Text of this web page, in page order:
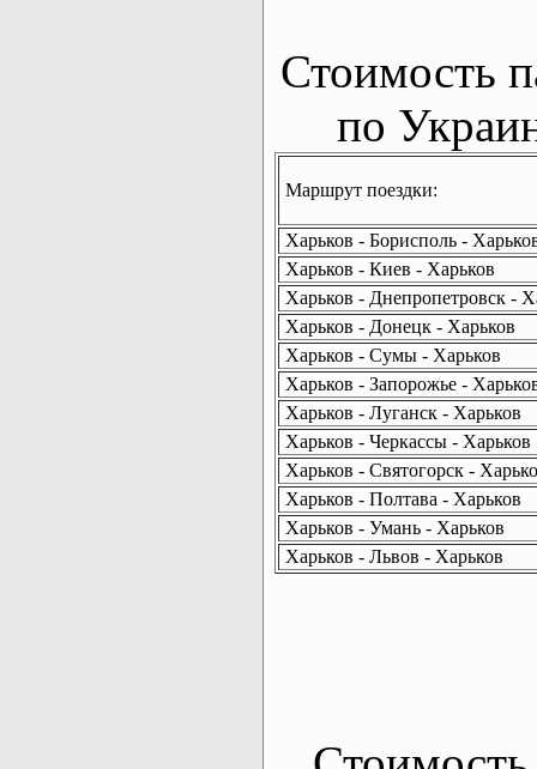
Стоимость
по
Маршрут поездки:
Харьков - Борисполь -
Харьков - Киев - Харьков
Харьков - Днепропетровск -
Харьков - Донецк - Харьков
Харьков - Сумы - Харьков
Харьков - Запорожье -
Харьков - Луганск - Харьков
Харьков - Черкассы - Харьков
Харьков - Святогорск -
Харьков - Полтава - Харьков
Харьков - Умань - Харьков
Харьков - Львов - Харьков